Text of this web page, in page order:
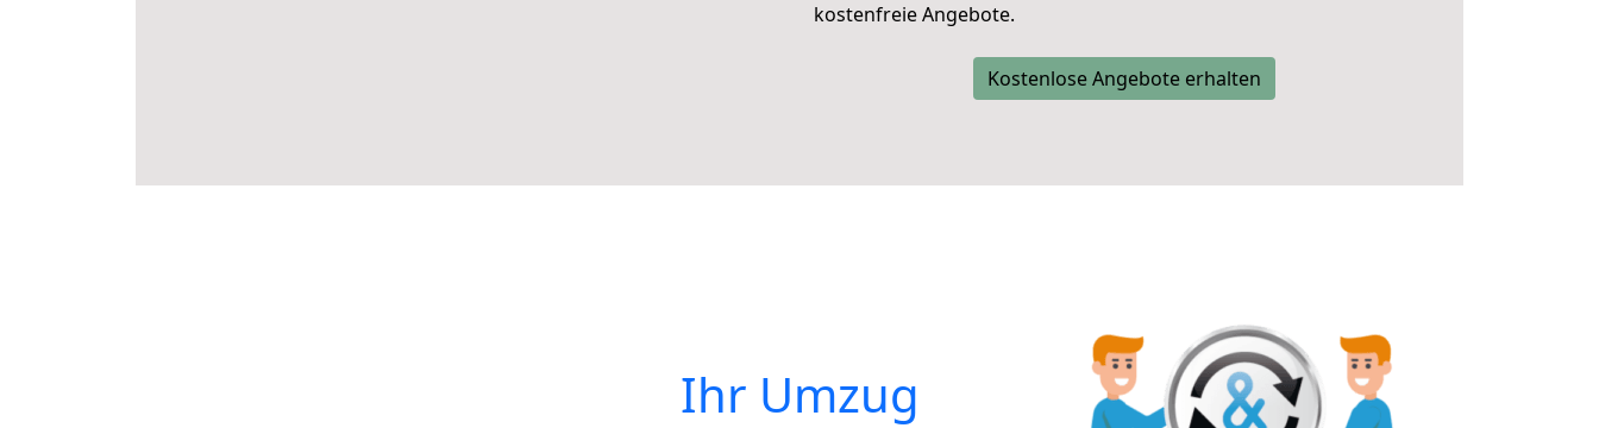
kostenfreie Angebote.
Kostenlose Angebote erhalten
Ihr Umzug